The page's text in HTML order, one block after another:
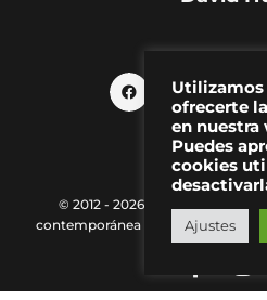
© 2012 - 2026 MAKMA | Revista
contemporánea |
Política de
Utilizamos
ofrecerte
en nuestra
Puedes
cookies
Ajustes